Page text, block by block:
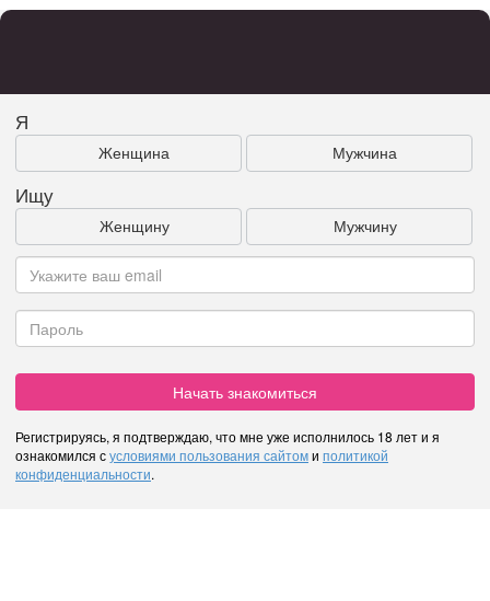
Я
Женщина Мужчина
Ищу
Женщину Мужчину
Начать знакомиться
Регистрируясь, я подтверждаю, что мне уже исполнилось 18 лет и я
ознакомился сусловиями пользования сайтоми политикой
конфиденциальности.